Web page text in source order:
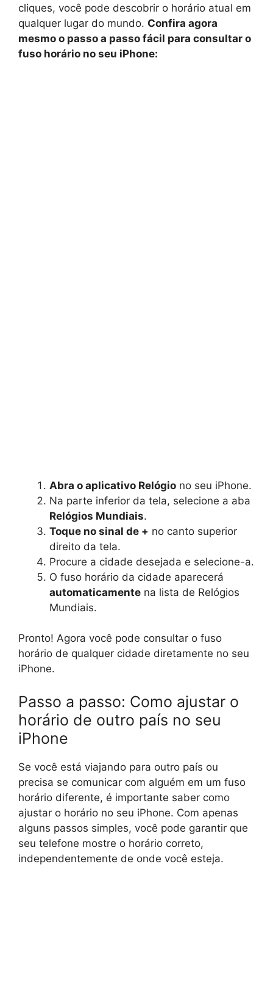
cliques, você pode descobrir o horário atual em
qualquer lugar do mundo. Confira agora
mesmo o passo a passo fácil para consultar o
fuso horário no seu iPhone:
Abra o aplicativo Relógio no seu iPhone.
Na parte inferior da tela, selecione a aba
Relógios Mundiais.
Toque no sinal de + no canto superior
direito da tela.
Procure a cidade desejada e selecione-a.
O fuso horário da cidade aparecerá
automaticamente na lista de Relógios
Mundiais.
Pronto! Agora você pode consultar o fuso
horário de qualquer cidade diretamente no seu
iPhone.
Passo a passo: Como ajustar o
horário de outro país no seu
iPhone
Se você está viajando para outro país ou
precisa se comunicar com alguém em um fuso
horário diferente, é importante saber como
ajustar o horário no seu iPhone. Com apenas
alguns passos simples, você pode garantir que
seu telefone mostre o horário correto,
independentemente de onde você esteja.